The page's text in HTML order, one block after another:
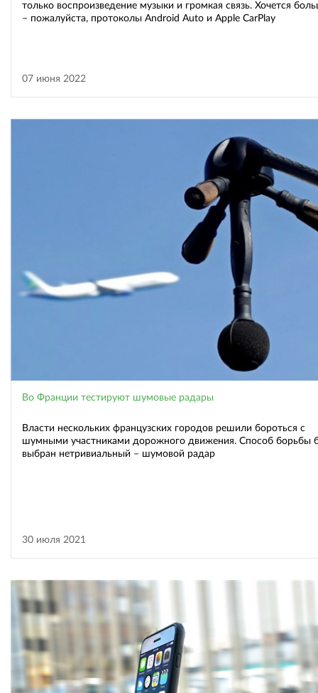
только воспроизведение музыки и громкая связь. Хочется
– пожалуйста, протоколы Android Auto и Apple CarPlay
07 июня 2022
Во Франции тестируют шумовые радары
Власти нескольких французских городов решили бороться с
шумными участниками дорожного движения. Способ борьбы
выбран нетривиальный – шумовой радар
30 июля 2021